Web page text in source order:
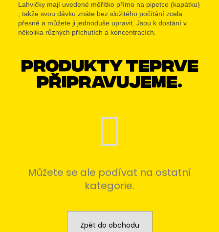
Lahvičky mají uvedené měřítko přímo na pipetce (kapátku)
, takže svou dávku znáte bez složitého počítání zcela
přesně a můžete ji jednoduše upravit. Jsou k dostání v
několika různých příchutích a koncentracích.
Produkty teprve
připravujeme.
Můžete se ale podívat na ostatní
kategorie.
Zpět do obchodu